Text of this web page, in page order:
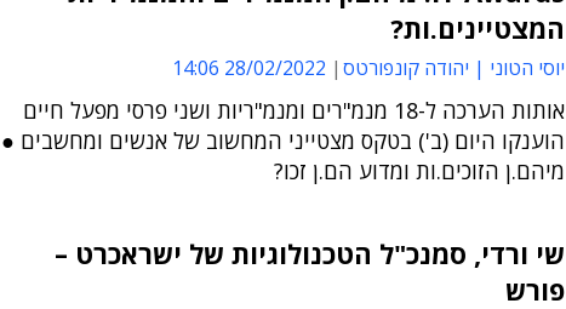
המצטיינים.ות?
יוסי הטוני | יהודה קונפורטס 28/02/2022 14:06
אותות הערכה ל-18 מנמ"רים ומנמ"ריות ושני פרסי מפעל חיים
הוענקו היום (ב') בטקס מצטייני המחשוב של אנשים ומחשבים ●
מיהם.ן הזוכים.ות ומדוע הם.ן זכו?
שי ורדי, סמנכ"ל הטכנולוגיות של ישראכרט –
פורש